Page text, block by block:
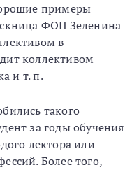
примеры
ФОП Зеленина
в
коллективом
и т. п.
такого
за годы обучения
лектора или
Более того,